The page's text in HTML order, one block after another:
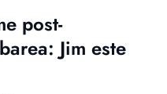
post-
Jim este